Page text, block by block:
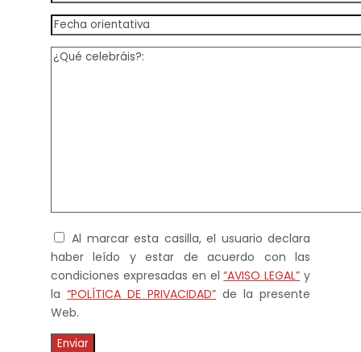
Al marcar esta casilla, el usuario declara
haber leído y estar de acuerdo con las
condiciones expresadas en el“AVISO LEGAL” y
la “POLÍTICA DE PRIVACIDAD” de la presente
Web.